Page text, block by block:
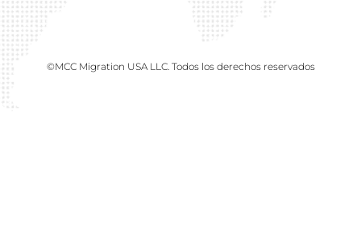
©MCC Migration USA LLC. Todos los derechos reservados